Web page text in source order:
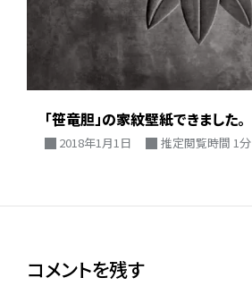
「笹竜胆」の家紋壁紙できました。
2018年1月1日 推定閲覧時間 1分
コメントを残す